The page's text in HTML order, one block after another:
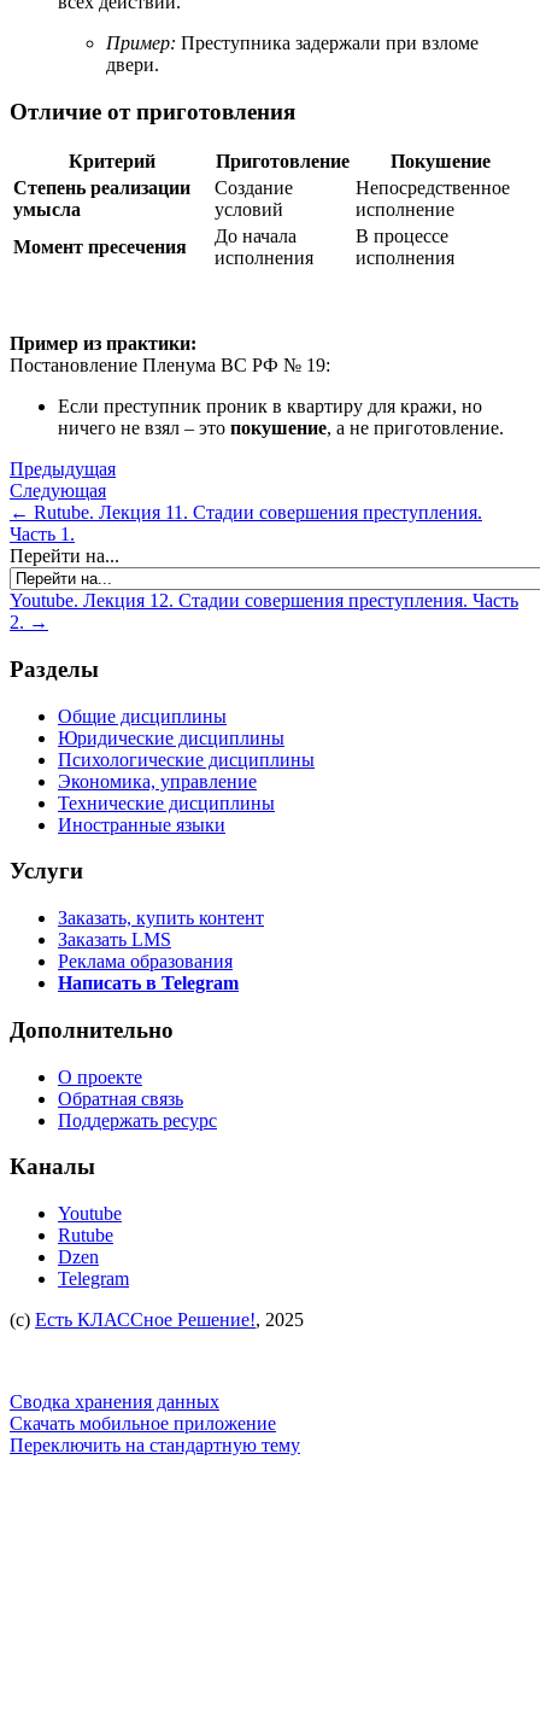
Пример: Преступника задержали при взломе
двери.
Отличие от приготовления
Критерий Приготовление
Покушение
Степень реализации
умысла
Создание
условий
Непосредственное
исполнение
Момент пресечения
До начала
исполнения
В процессе
исполнения
Пример из практики:
Постановление Пленума ВС РФ № 19:
Если преступник проник в квартиру для кражи, но
ничего не взял – это покушение, а не приготовление.
Предыдущая
Следующая
← Rutube. Лекция 11. Стадии совершения преступления.
Часть 1.
Перейти на...
Youtube. Лекция 12. Стадии совершения преступления. Часть
2. →
Разделы
Общие дисциплины
Юридические дисциплины
Психологические дисциплины
Экономика, управление
Технические дисциплины
Иностранные языки
Услуги
Заказать, купить контент
Заказать LMS
Реклама образования
Написать в Telegram
Дополнительно
О проекте
Обратная связь
Поддержать ресурс
Каналы
Youtube
Rutube
Dzen
Telegram
(c) Есть КЛАССное Решение!, 2025
Сводка хранения данных
Скачать мобильное приложение
Переключить на стандартную тему